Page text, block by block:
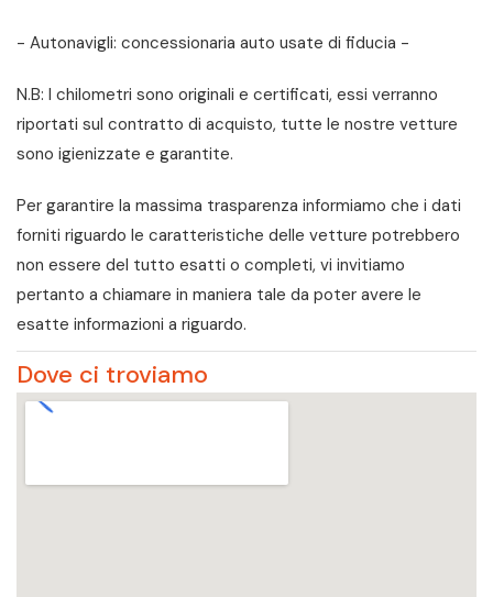
- Autonavigli: concessionaria auto usate di fiducia -
N.B: I chilometri sono originali e certificati, essi verranno
riportati sul contratto di acquisto, tutte le nostre vetture
sono igienizzate e garantite.
Per garantire la massima trasparenza informiamo che i dati
forniti riguardo le caratteristiche delle vetture potrebbero
non essere del tutto esatti o completi, vi invitiamo
pertanto a chiamare in maniera tale da poter avere le
esatte informazioni a riguardo.
Dove ci troviamo